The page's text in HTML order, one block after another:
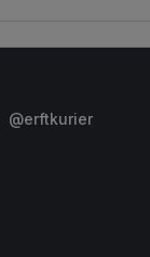
@erftkurier